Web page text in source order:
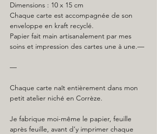
Dimensions : 10 x 15 cm
Chaque carte est accompagnée de son
enveloppe en kraft recyclé.
Papier fait main artisanalement par mes
soins et impression des cartes une à une.—
—
Chaque carte naît entièrement dans mon
petit atelier niché en Corrèze.
Je fabrique moi-même le papier, feuille
après feuille, avant d’y imprimer chaque